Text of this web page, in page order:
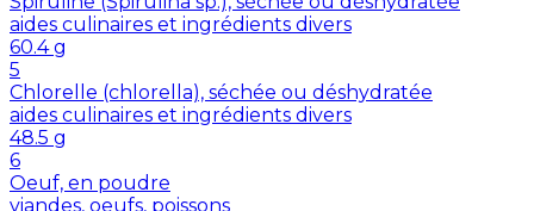
aides culinaires et ingrédients divers
60.4 g
5
Chlorelle (chlorella), séchée ou déshydratée
aides culinaires et ingrédients divers
48.5 g
6
Oeuf, en poudre
viandes, oeufs, poissons